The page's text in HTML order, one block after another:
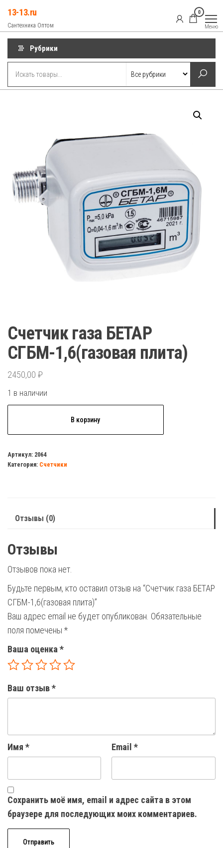
содержимому
13-13.ru
Сантехника Оптом
0
Меню
Рубрики
Счетчик газа БЕТАР
СГБМ-1,6(газовая плита)
2450,00 ₽
1 в наличии
газа
БЕТАР
В корзину
Артикул: 2064
Категория: Счетчики
Отзывы (0)
Отзывы
Отзывов пока нет.
Будьте первым, кто оставил отзыв на “Счетчик газа БЕТАР
СГБМ-1,6(газовая плита)”
Ваш адрес email не будет опубликован. Обязательные
поля помечены *
Ваша оценка*
Ваш отзыв*
Имя * Email *
Сохранить моё имя, email и адрес сайта в этом
браузере для последующих моих комментариев.